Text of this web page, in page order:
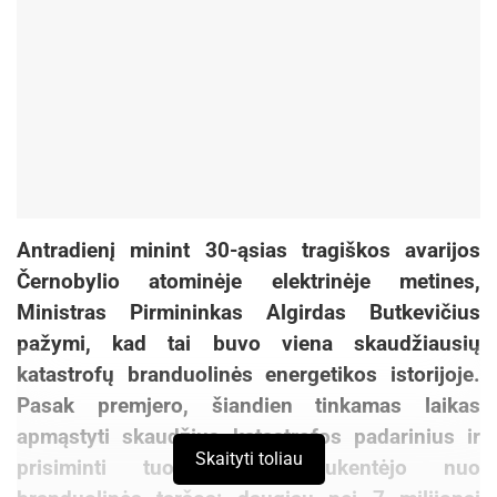
Antradienį minint 30-ąsias tragiškos avarijos
Černobylio atominėje elektrinėje metines,
Ministras Pirmininkas Algirdas Butkevičius
pažymi, kad tai buvo viena skaudžiausių
katastrofų branduolinės energetikos istorijoje.
Pasak premjero, šiandien tinkamas laikas
apmąstyti skaudžius katastrofos padarinius ir
prisiminti tuos, kurie nukentėjo nuo
Skaityti toliau